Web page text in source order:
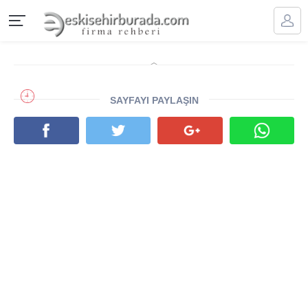
SAYFAYI PAYLAŞIN